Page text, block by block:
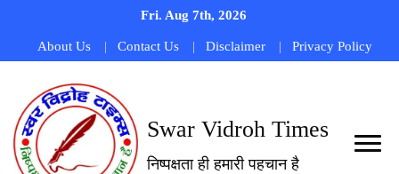
Fri. Aug 7th, 2026
About Us Contact Us Disclaimer Privacy Policy
Swar Vidroh Times
निष्पक्षता ही हमारी पहचान है